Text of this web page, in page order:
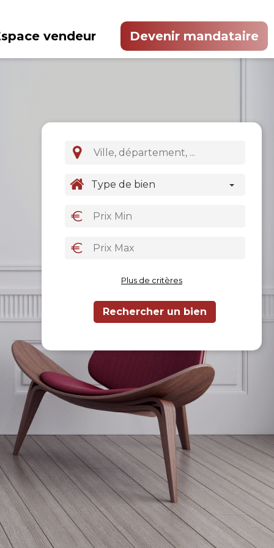
vendeur Devenir mandataire
Type de bien
€
€
Plus de critères